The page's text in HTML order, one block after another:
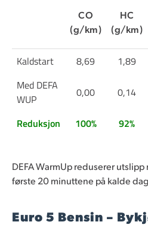
CO
(g/km)
HC
(g/km)
Kaldstart 8,69 1,89
Med DEFA
WUP
0,00 0,14
Reduksjon 100% 92%
DEFA WarmUp reduserer
første 20 minuttene på kalde
Euro 5 Bensin –